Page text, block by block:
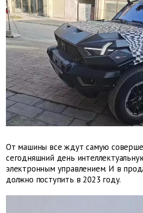
От машины все ждут самую
сегодняшний день
электронным управлением. И в
должно поступить в 2023 году.